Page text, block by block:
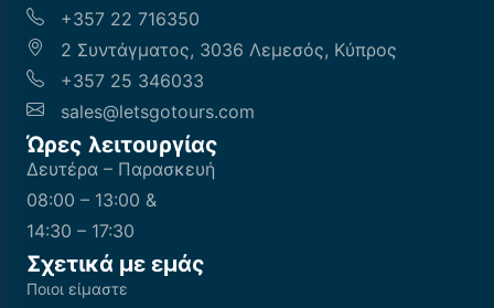
+357 22 716350
2 Συντάγματος, 3036 Λεμεσός, Κύπρος
+357 25 346033
sales@letsgotours.com
Ώρες λειτουργίας
Δευτέρα – Παρασκευή
08:00 – 13:00 &
14:30 – 17:30
Σχετικά με εμάς
Ποιοι είμαστε